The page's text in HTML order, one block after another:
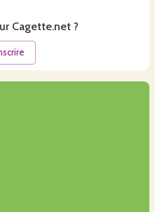
Cagette.net ?